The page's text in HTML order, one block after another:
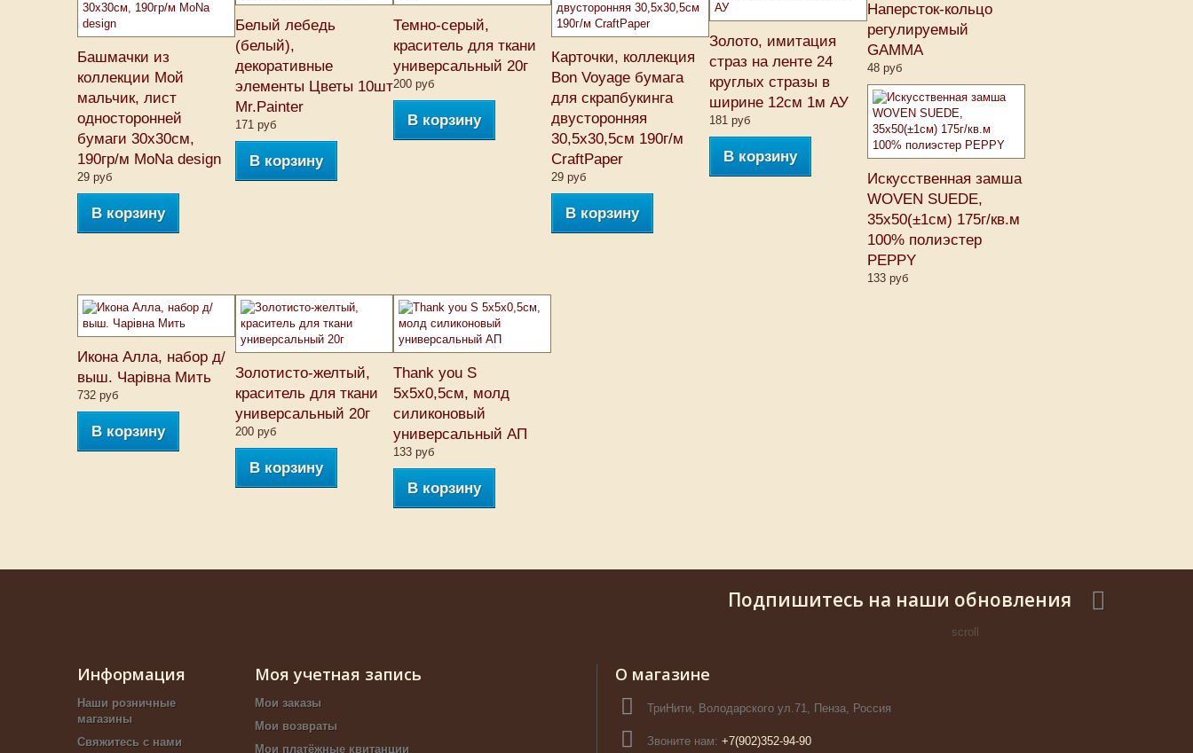
Башмачки из
коллекции Мой
мальчик, лист
односторонней
бумаги 30х30см,
190гр/м MoNa design
29 руб
В корзину
Белый лебедь
(белый),
декоративные
элементы Цветы 10шт
Mr.Painter
171 руб
В корзину
Темно-серый,
краситель для ткани
универсальный 20г
200 руб
В корзину
Карточки, коллекция
Bon Voyage бумага
для скрапбукинга
двусторонняя
30,5x30,5см 190г/м
CraftPaper
29 руб
В корзину
Золото, имитация
страз на ленте 24
круглых стразы в
ширине 12см 1м АУ
181 руб
В корзину
Наперсток-кольцо
регулируемый
GAMMA
48 руб
Искусственная замша
WOVEN SUEDE,
35х50(±1см) 175г/кв.м
100% полиэстер
PEPPY
133 руб
Икона Алла, набор д/
выш. Чарiвна Мить
732 руб
В корзину
Золотисто-желтый,
краситель для ткани
универсальный 20г
200 руб
В корзину
Thank you S
5х5х0,5см, молд
силиконовый
универсальный АП
133 руб
В корзину
Подпишитесь на наши обновления
Информация
Наши розничные
магазины
Свяжитесь с нами
Моя учетная запись
Мои заказы
Мои возвраты
Мои платёжные квитанции
О магазине
ТриНити, Володарского ул.71, Пенза, Россия
Звоните нам: +7(902)352-94-90
scroll